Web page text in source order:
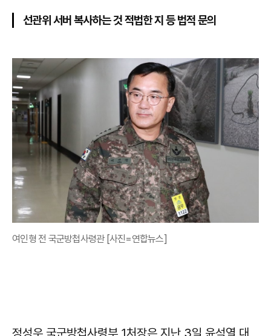
선관위 서버 복사하는 것 적법한 지 등 법적 문의
여인형 전 국군방첩사령관 [사진=연합뉴스]
정성우 국군방첩사령부 1처장은 지난 3일 윤석열 대